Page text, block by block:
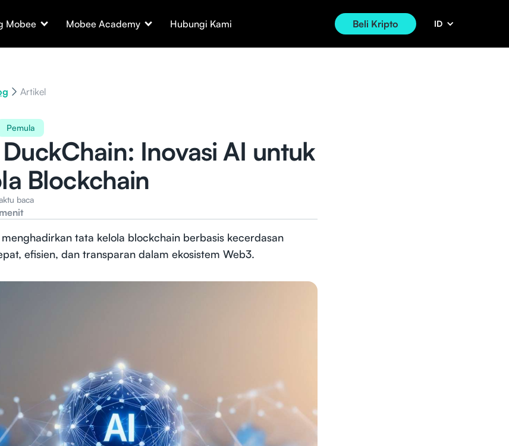
Mobee Mobee Academy Hubungi Kami Beli Kripto ID
Artikel
Pemula
Inovasi AI untuk
Blockchain
baca
tata kelola blockchain berbasis kecerdasan
efisien, dan transparan dalam ekosistem Web3.